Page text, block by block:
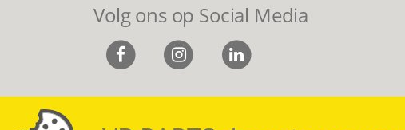
Volg ons op Social Media